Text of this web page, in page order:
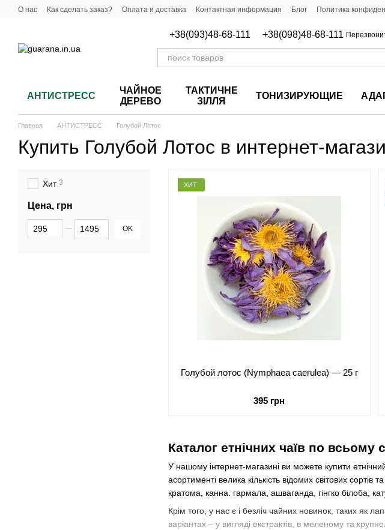
Перейти к основному контенту
О нас Как сделать заказ? Оплата и доставка Контактная информация Блог Политика
+38(093)48-68-111 +38(098)48-68-111
АНТИСТРЕСС
ЧАЙНОЕ
ДЕРЕВО
ТАКТИЧНЕ
ЗІЛЛЯ
ТОНИЗИРУЮЩИЕ
Главная АНТИСТРЕСС Голубой Лотос
Купить Голубой Лотос в интернет-
Каталог етнічних чаїв по всьому
У нашому інтернет-магазині ви можете купити
асортименті велика кількість відомих світових
кратома, канна. гармала, ашваганда, гінгко білоба,
Крім того, у нас є і безліч чайних новинок, таких як
варіантах – у вигляді екстрактів, в меленому та
ХИТ
Голубой лотос (Nymphaea caerulea) — 25 г
395 грн
Хит 3
Цена, грн
От Цена, грн
До Цена, грн OK